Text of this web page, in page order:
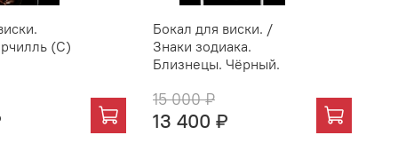
(С)
Бокал для виски. /
Знаки зодиака.
Близнецы. Чёрный.
15 000 ₽
13 400 ₽